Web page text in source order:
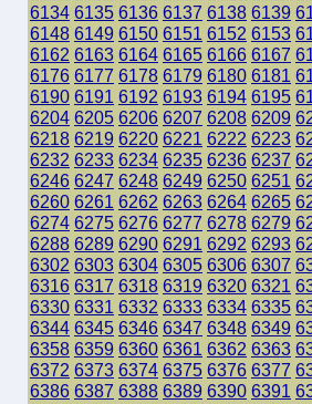
6134 6135 6136 6137 6138 6139
6148 6149 6150 6151 6152 6153
6162 6163 6164 6165 6166 6167
6176 6177 6178 6179 6180 6181
6190 6191 6192 6193 6194 6195
6204 6205 6206 6207 6208 6209
6218 6219 6220 6221 6222 6223
6232 6233 6234 6235 6236 6237
6246 6247 6248 6249 6250 6251
6260 6261 6262 6263 6264 6265
6274 6275 6276 6277 6278 6279
6288 6289 6290 6291 6292 6293
6302 6303 6304 6305 6306 6307
6316 6317 6318 6319 6320 6321
6330 6331 6332 6333 6334 6335
6344 6345 6346 6347 6348 6349
6358 6359 6360 6361 6362 6363
6372 6373 6374 6375 6376 6377
6386 6387 6388 6389 6390 6391